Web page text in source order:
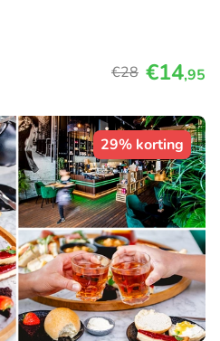
€28 €14,95
29% korting